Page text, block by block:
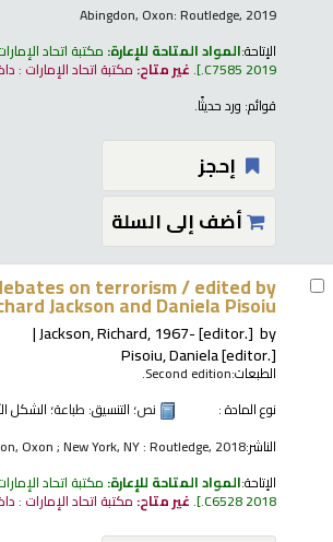
Abingdon, Oxon: Routledge, 2019
الإتاحة:المواد المتاحة للإعارة: مكتبة اتحاد
.C7585 2019
.غير متاح:مكتبة اتحاد الإمارات :
قوائم: ورد حديثًا.
إحجز
أضف إلى السلة
on terrorism /edited by
Jackson and Daniela Pisoiu.
by
Jackson, Richard, 1967-[editor.]
Pisoiu, Daniela[editor.]
الطبعات:Second edition.
نوع المادة :
نص؛ التنسيق: طباعة؛ الشكل
الناشر:Oxon ; New York, NY : Routledge, 2018
الإتاحة:المواد المتاحة للإعارة: مكتبة اتحاد
.C6528 2018
.غير متاح:مكتبة اتحاد الإمارات :